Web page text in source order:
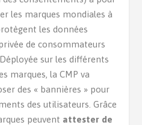
les marques mondiales à
les données
de consommateurs
sur les différents
marques, la CMP va
des « bannières » pour
des utilisateurs. Grâce
peuvent attester de